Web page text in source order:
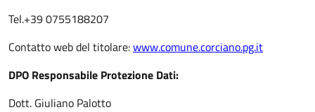
Tel.+39 0755188207
Contatto web del titolare:www.comune.corciano.pg.it
DPO Responsabile Protezione Dati:
Dott. Giuliano Palotto